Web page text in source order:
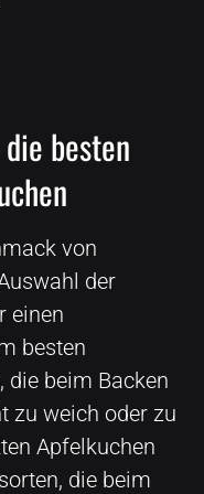
besten
von
der
einen
besten
die beim Backen
zu weich oder zu
Apfelkuchen
die beim